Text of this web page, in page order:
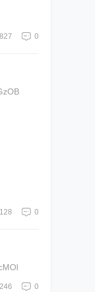
0
827
0
0